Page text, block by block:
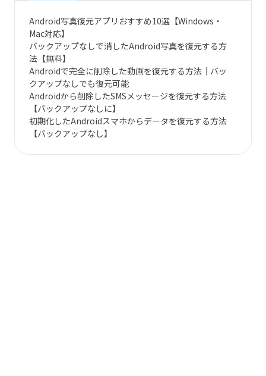
Android写真復元アプリおすすめ10選【Windows・
Mac対応】
バックアップなしで消したAndroid写真を復元する方
法【無料】
Androidで完全に削除した動画を復元する方法｜バッ
クアップなしでも復元可能
Androidから削除したSMSメッセージを復元する方法
【バックアップなしに】
初期化したAndroidスマホからデータを復元する方法
【バックアップなし】